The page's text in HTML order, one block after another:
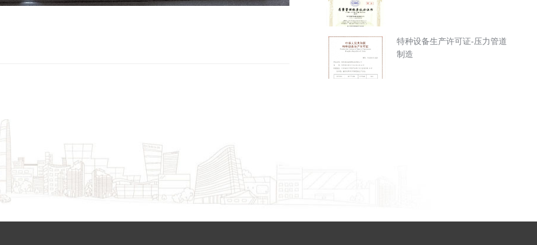
特种设备生产许可证-压力管道
制造